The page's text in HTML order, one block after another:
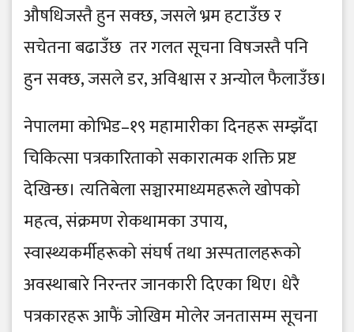
औषधिजस्तै हुन सक्छ, जसले भ्रम हटाउँछ र
सचेतना बढाउँछ तर गलत सूचना विषजस्तै पनि
हुन सक्छ, जसले डर, अविश्वास र अन्योल फैलाउँछ।
नेपालमा कोभिड–१९ महामारीका दिनहरू सम्झँदा
चिकित्सा पत्रकारिताको सकारात्मक शक्ति प्रष्ट
देखिन्छ। त्यतिबेला सञ्चारमाध्यमहरूले खोपको
महत्व, संक्रमण रोकथामका उपाय,
स्वास्थ्यकर्मीहरूको संघर्ष तथा अस्पतालहरूको
अवस्थाबारे निरन्तर जानकारी दिएका थिए। धेरै
पत्रकारहरू आफैं जोखिम मोलेर जनतासम्म सूचना